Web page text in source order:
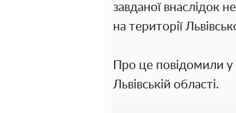
завданої внаслідок
на території
Про це повідомили у
Львівській області.